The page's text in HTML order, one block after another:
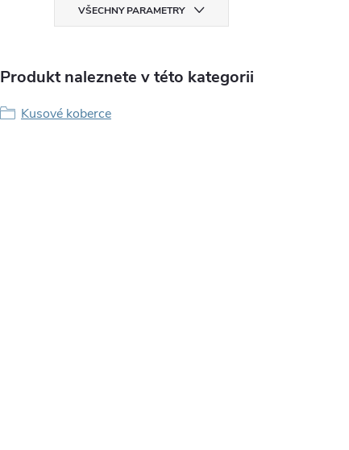
VŠECHNY PARAMETRY
Produkt naleznete v této kategorii
Kusové koberce